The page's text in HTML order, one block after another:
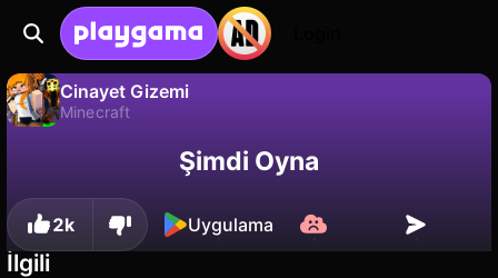
Cinayet Gizemi
Minecraft
İlerlemeyi kaydet! Hayır
Şimdi Oyna
2k Uygulama
İlgili